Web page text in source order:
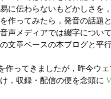
に伝わらないもどかしさを
作ってみたら，発音の話題
声メディアでは綴字につい
文章ベースの本ブログと平
作ってきましたが，昨今ウ
，収録・配信の便を念頭に